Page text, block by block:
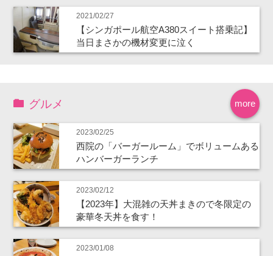
2021/02/27
【シンガポール航空A380スイート搭乗記】
当日まさかの機材変更に泣く
more
グルメ
2023/02/25
西院の「バーガールーム」でボリュームある
ハンバーガーランチ
2023/02/12
【2023年】大混雑の天丼まきので冬限定の
豪華冬天丼を食す！
2023/01/08